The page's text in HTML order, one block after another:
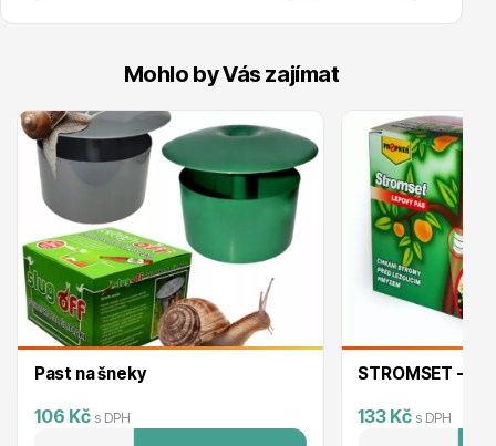
Bylinky do kuchyně
Živé ploty
Mohlo by Vás zajímat
Past na šneky
106 Kč s DPH
STROMSET -
133 Kč s DPH